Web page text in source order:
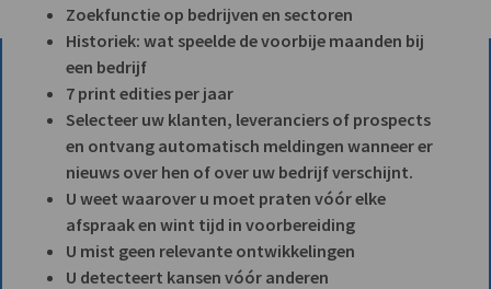
Zoekfunctie op bedrijven en sectoren
Historiek: wat speelde de voorbije maanden bij
een bedrijf
7 print edities per jaar
Selecteer uw klanten, leveranciers of prospects
en ontvang automatisch meldingen wanneer er
nieuws over hen of over uw bedrijf verschijnt.
U weet waarover u moet praten vóór elke
afspraak en wint tijd in voorbereiding
U mist geen relevante ontwikkelingen
U detecteert kansen vóór anderen